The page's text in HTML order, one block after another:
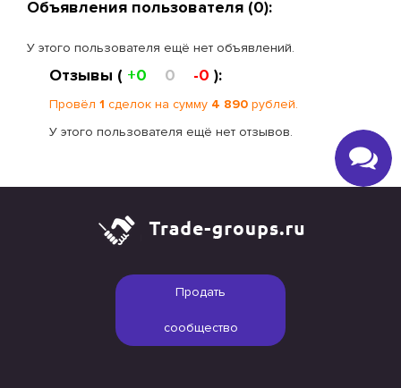
Объявления пользователя (0):
У этого пользователя ещё нет объявлений.
Отзывы ( +0 0 -0 ):
Провёл 1 сделок на сумму 4 890 рублей.
У этого пользователя ещё нет отзывов.
Продать
сообщество